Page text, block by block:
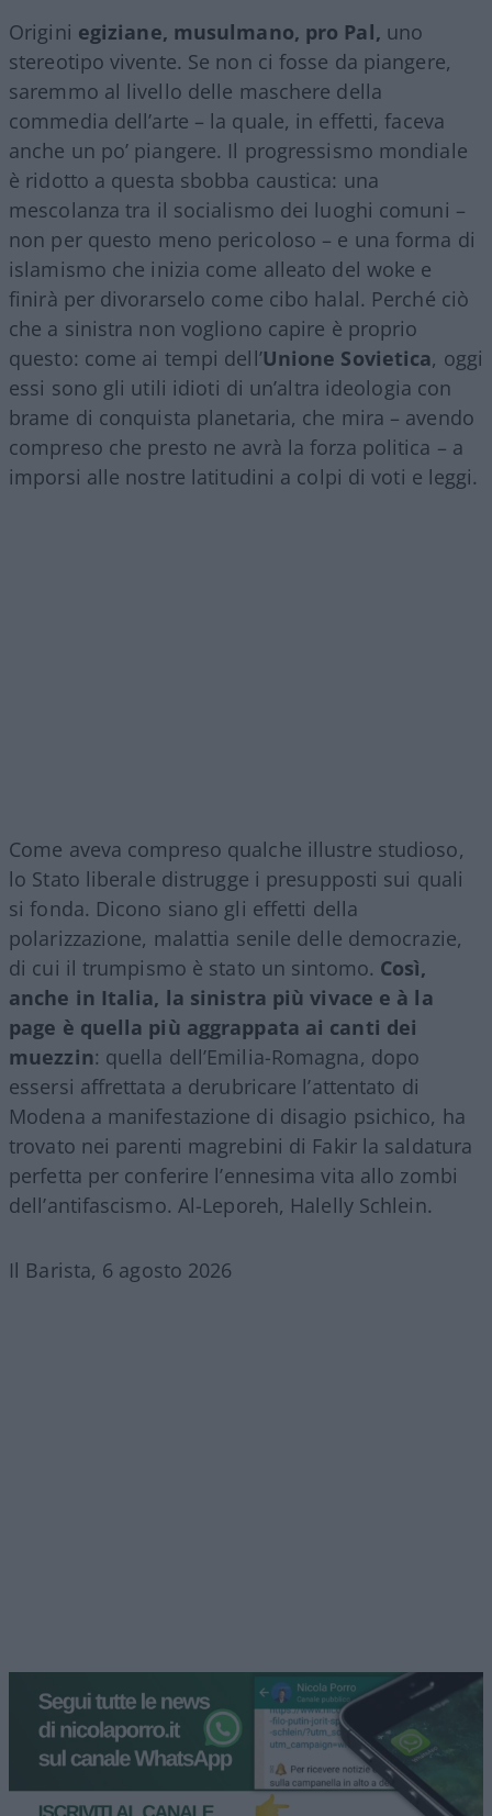
Origini egiziane, musulmano, pro Pal, uno
stereotipo vivente. Se non ci fosse da piangere,
saremmo al livello delle maschere della
commedia dell’arte – la quale, in effetti, faceva
anche un po’ piangere. Il progressismo mondiale
è ridotto a questa sbobba caustica: una
mescolanza tra il socialismo dei luoghi comuni –
non per questo meno pericoloso – e una forma di
islamismo che inizia come alleato del woke e
finirà per divorarselo come cibo halal. Perché ciò
che a sinistra non vogliono capire è proprio
questo: come ai tempi dell’Unione Sovietica, oggi
essi sono gli utili idioti di un’altra ideologia con
brame di conquista planetaria, che mira – avendo
compreso che presto ne avrà la forza politica – a
imporsi alle nostre latitudini a colpi di voti e leggi.
Come aveva compreso qualche illustre studioso,
lo Stato liberale distrugge i presupposti sui quali
si fonda. Dicono siano gli effetti della
polarizzazione, malattia senile delle democrazie,
di cui il trumpismo è stato un sintomo. Così,
anche in Italia, la sinistra più vivace e à la
page è quella più aggrappata ai canti dei
muezzin: quella dell’Emilia-Romagna, dopo
essersi affrettata a derubricare l’attentato di
Modena a manifestazione di disagio psichico, ha
trovato nei parenti magrebini di Fakir la saldatura
perfetta per conferire l’ennesima vita allo zombi
dell’antifascismo. Al-Leporeh, Halelly Schlein.
Il Barista, 6 agosto 2026